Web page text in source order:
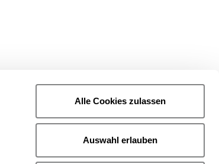
Alle Cookies zulassen
Auswahl erlauben